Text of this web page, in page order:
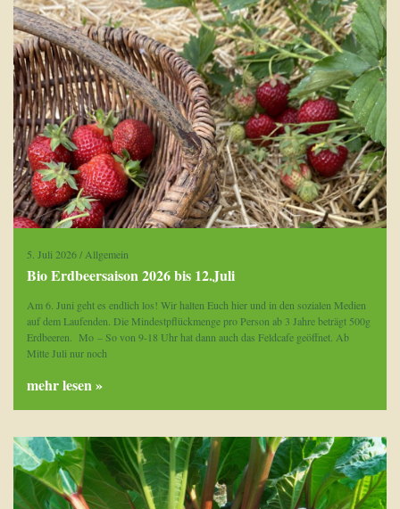
5. Juli 2026/ Allgemein
Bio Erdbeersaison 2026 bis 12.Juli
Am 6. Juni geht es endlich los! Wir halten Euch hier und in den sozialen Medien
auf dem Laufenden. Die Mindestpflückmenge pro Person ab 3 Jahre beträgt 500g
Erdbeeren. Mo – So von 9-18 Uhr hat dann auch das Feldcafe geöffnet. Ab
Mitte Juli nur noch
mehr lesen »